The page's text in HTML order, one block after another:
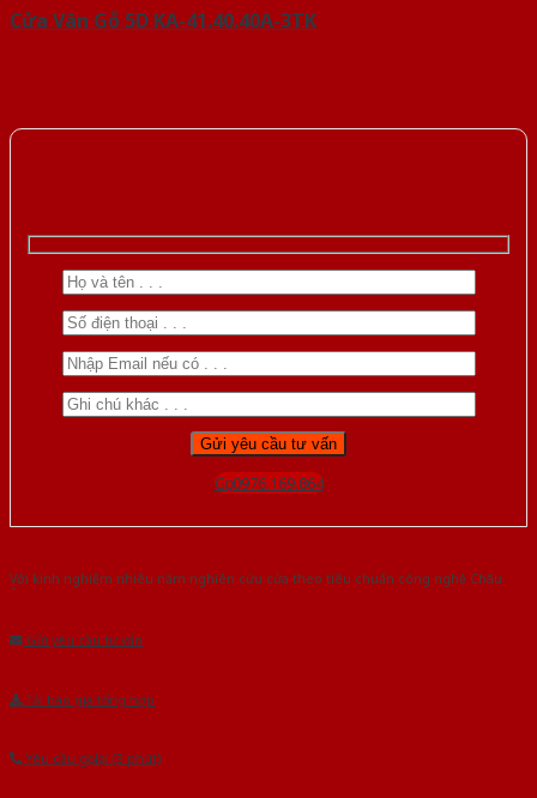
Cửa Vân Gỗ 5D KA-41.40.40A-3TK
Gọi 0976.169.864
Với kinh nghiệm nhiêu năm nghiên cứu cửa theo tiêu chuẩn công nghệ Châu
Âu.Chúng tôi tự tin là nhà sản xuất & cung cấp hàng đầu tại Việt Nam!
Gửi yêu cầu tư vấn
Tải báo giá tổng hợp
Yêu cầu gọi lại (3 phút)